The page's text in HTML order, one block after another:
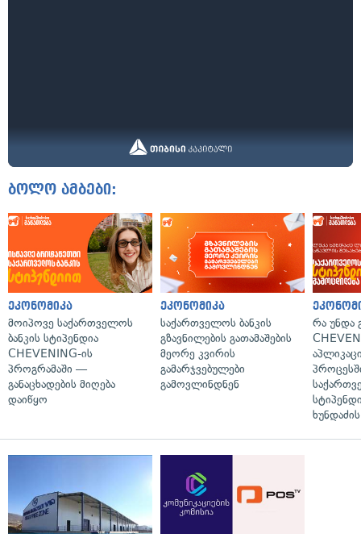
ბოლო ამბები:
ეკონომიკა
მოიპოვე საქართველოს
ბანკის სტიპენდია
CHEVENING-ის
პროგრამაში —
განაცხადების მიღება
დაიწყო
ეკონომიკა
საქართველოს ბანკის
გზავნილების გათამაშების
მეორე კვირის
გამარჯვებულები
გამოვლინდნენ
რა უნდა